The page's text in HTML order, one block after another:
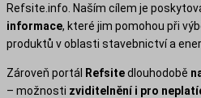
Refsite.info. Naším cílem je
informace, které jim pomohou při
produktů v oblasti stavebnictví a
Zároveň portál Refsitedlouhodobě
– možnosti zviditelnění i pro